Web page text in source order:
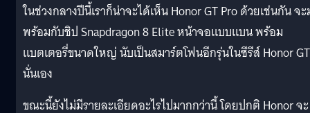
ในช่วงกลางปีนี้เราก็น่าจะได้เห็น Honor GT Pro ด้วยเช่นกัน จ
พร้อมกับชิป Snapdragon 8 Elite หน้าจอแบบแบน พร้อม
แบตเตอรี่ขนาดใหญ่ นับเป็นสมาร์ตโฟนอีกรุ่นในซีรีส์ Honor GT
นั่นเอง
ขณะนี้ยังไม่มีรายละเอียดอะไรไปมากกว่านี้ โดยปกติ Honor จะ